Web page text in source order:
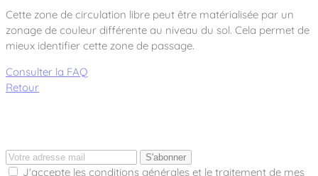
Cette zone de circulation libre peut être matérialisée par un
zonage de couleur différente au niveau du sol. Cela permet de
mieux identifier cette zone de passage.
Consulter la FAQ
Retour
S'abonner
J'accepte les conditions générales et le traitement de mes